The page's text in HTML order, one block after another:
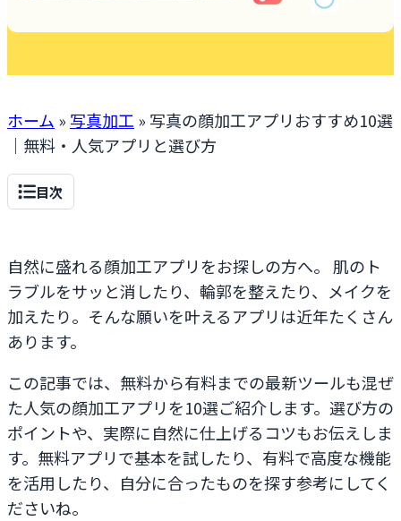
ホーム » 写真加工 » 写真の顔加工アプリおすすめ10選
｜無料・人気アプリと選び方
目次
自然に盛れる顔加工アプリをお探しの方へ。 肌のト
ラブルをサッと消したり、輪郭を整えたり、メイクを
加えたり。そんな願いを叶えるアプリは近年たくさん
あります。
この記事では、無料から有料までの最新ツールも混ぜ
た人気の顔加工アプリを10選ご紹介します。選び方の
ポイントや、実際に自然に仕上げるコツもお伝えしま
す。無料アプリで基本を試したり、有料で高度な機能
を活用したり、自分に合ったものを探す参考にしてく
ださいね。